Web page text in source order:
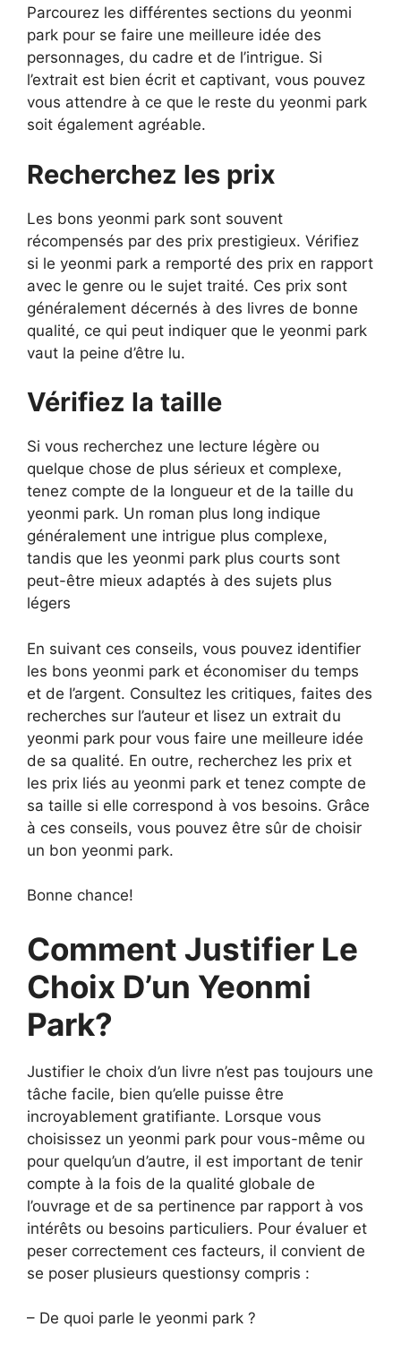
Parcourez les différentes sections du yeonmi
park pour se faire une meilleure idée des
personnages, du cadre et de l’intrigue. Si
l’extrait est bien écrit et captivant, vous pouvez
vous attendre à ce que le reste du yeonmi park
soit également agréable.
Recherchez les prix
Les bons yeonmi park sont souvent
récompensés par des prix prestigieux. Vérifiez
si le yeonmi park a remporté des prix en rapport
avec le genre ou le sujet traité. Ces prix sont
généralement décernés à des livres de bonne
qualité, ce qui peut indiquer que le yeonmi park
vaut la peine d’être lu.
Vérifiez la taille
Si vous recherchez une lecture légère ou
quelque chose de plus sérieux et complexe,
tenez compte de la longueur et de la taille du
yeonmi park. Un roman plus long indique
généralement une intrigue plus complexe,
tandis que les yeonmi park plus courts sont
peut-être mieux adaptés à des sujets plus
légers
En suivant ces conseils, vous pouvez identifier
les bons yeonmi park et économiser du temps
et de l’argent. Consultez les critiques, faites des
recherches sur l’auteur et lisez un extrait du
yeonmi park pour vous faire une meilleure idée
de sa qualité. En outre, recherchez les prix et
les prix liés au yeonmi park et tenez compte de
sa taille si elle correspond à vos besoins. Grâce
à ces conseils, vous pouvez être sûr de choisir
un bon yeonmi park.
Bonne chance!
Comment Justifier Le
Choix D’un Yeonmi
Park?
Justifier le choix d’un livre n’est pas toujours une
tâche facile, bien qu’elle puisse être
incroyablement gratifiante. Lorsque vous
choisissez un yeonmi park pour vous-même ou
pour quelqu’un d’autre, il est important de tenir
compte à la fois de la qualité globale de
l’ouvrage et de sa pertinence par rapport à vos
intérêts ou besoins particuliers. Pour évaluer et
peser correctement ces facteurs, il convient de
se poser plusieurs questionsy compris :
– De quoi parle le yeonmi park ?